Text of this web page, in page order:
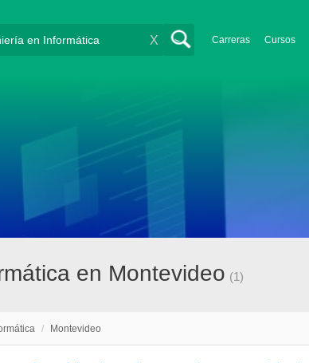
Carreras Cursos
X
en Montevideo (1)
/ Montevideo